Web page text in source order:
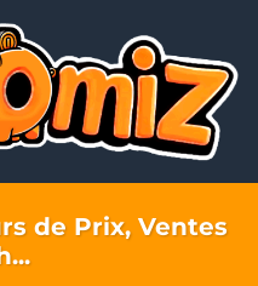
de Prix, Ventes